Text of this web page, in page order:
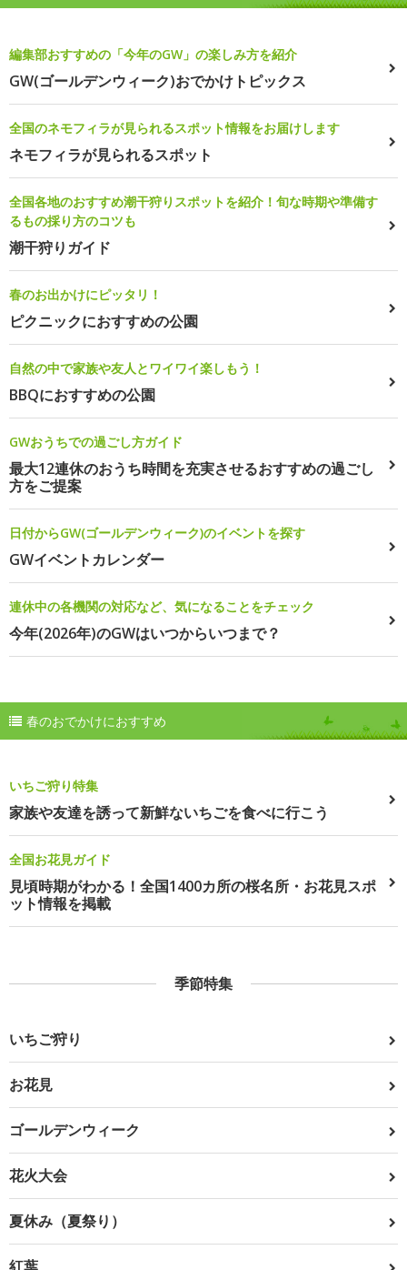
編集部おすすめの「今年のGW」の楽しみ方を紹介
GW(ゴールデンウィーク)おでかけトピックス
全国のネモフィラが見られるスポット情報をお届けします
ネモフィラが見られるスポット
全国各地のおすすめ潮干狩りスポットを紹介！旬な時期や準備す
るもの採り方のコツも
潮干狩りガイド
春のお出かけにピッタリ！
ピクニックにおすすめの公園
自然の中で家族や友人とワイワイ楽しもう！
BBQにおすすめの公園
GWおうちでの過ごし方ガイド
最大12連休のおうち時間を充実させるおすすめの過ごし
方をご提案
日付からGW(ゴールデンウィーク)のイベントを探す
GWイベントカレンダー
連休中の各機関の対応など、気になることをチェック
今年(2026年)のGWはいつからいつまで？
春のおでかけにおすすめ
いちご狩り特集
家族や友達を誘って新鮮ないちごを食べに行こう
全国お花見ガイド
見頃時期がわかる！全国1400カ所の桜名所・お花見スポ
ット情報を掲載
季節特集
いちご狩り
お花見
ゴールデンウィーク
花火大会
夏休み（夏祭り）